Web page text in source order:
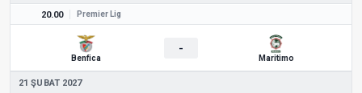
20.00 Premier Lig
Benfica
-
Maritimo
21 ŞUBAT 2027